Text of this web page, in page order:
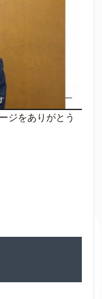
ジをありがとう